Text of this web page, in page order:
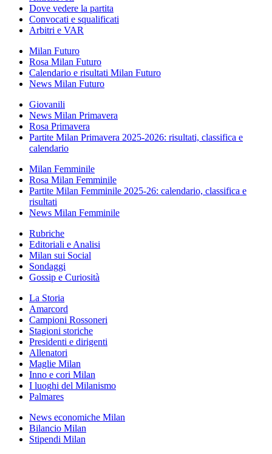
Dove vedere la partita
Convocati e squalificati
Arbitri e VAR
Milan Futuro
Rosa Milan Futuro
Calendario e risultati Milan Futuro
News Milan Futuro
Giovanili
News Milan Primavera
Rosa Primavera
Partite Milan Primavera 2025-2026: risultati, classifica e
calendario
Milan Femminile
Rosa Milan Femminile
Partite Milan Femminile 2025-26: calendario, classifica e
risultati
News Milan Femminile
Rubriche
Editoriali e Analisi
Milan sui Social
Sondaggi
Gossip e Curiosità
La Storia
Amarcord
Campioni Rossoneri
Stagioni storiche
Presidenti e dirigenti
Allenatori
Maglie Milan
Inno e cori Milan
I luoghi del Milanismo
Palmares
News economiche Milan
Bilancio Milan
Stipendi Milan